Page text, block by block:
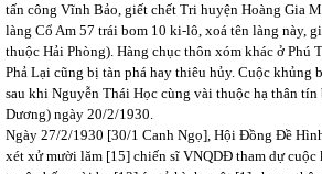
tấn công Vĩnh Bảo, giết chết Tri huyện Hoàng Gia
làng Cổ Am 57 trái bom 10 ki-lô, xoá tên làng này,
thuộc Hải Phòng). Hàng chục thôn xóm khác ở Phú
Phả Lại cũng bị tàn phá hay thiêu hủy. Cuộc khủng
sau khi Nguyễn Thái Học cùng vài thuộc hạ thân
Dương) ngày 20/2/1930.
Ngày 27/2/1930 [30/1 Canh Ngọ], Hội Đồng Đề
xét xử mười lăm [15] chiến sĩ VNQDĐ tham dự